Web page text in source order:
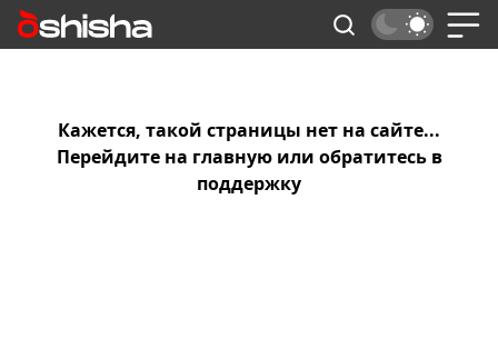
Кажется, такой страницы нет на сайте...
Перейдите на главнуюили обратитесь в
поддержку